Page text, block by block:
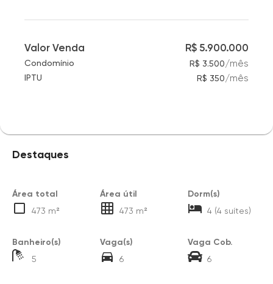
Valor Venda R$ 5.900.000
Condomínio R$ 3.500/mês
IPTU R$ 350/mês
Destaques
Área total
473 m²
Área útil
473 m²
Dorm(s)
4 (4 suítes)
Banheiro(s)
5
Vaga(s)
6
Vaga Cob.
6